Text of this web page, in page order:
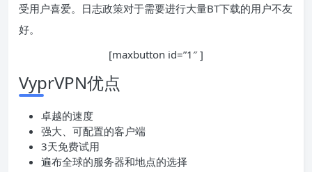
受用户喜爱。日志政策对于需要进行大量BT下载的用户不友
好。
[maxbutton id=”1″ ]
VyprVPN优点
卓越的速度
强大、可配置的客户端
3天免费试用
遍布全球的服务器和地点的选择